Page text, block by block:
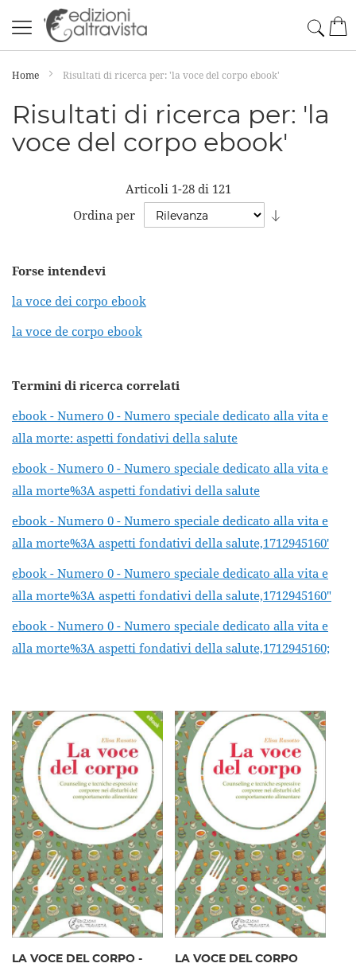
al
contenuto
Home Risultati di ricerca per: 'la voce del corpo ebook'
Risultati di ricerca per: 'la
voce del corpo ebook'
Articoli 1-28di 121
Ordina per
Forse intendevi
la voce dei corpo ebook
la voce de corpo ebook
Termini di ricerca correlati
ebook - Numero 0 - Numero speciale dedicato alla vita e
alla morte: aspetti fondativi della salute
ebook - Numero 0 - Numero speciale dedicato alla vita e
alla morte%3A aspetti fondativi della salute
ebook - Numero 0 - Numero speciale dedicato alla vita e
alla morte%3A aspetti fondativi della salute,1712945160'
ebook - Numero 0 - Numero speciale dedicato alla vita e
alla morte%3A aspetti fondativi della salute,1712945160"
ebook - Numero 0 - Numero speciale dedicato alla vita e
alla morte%3A aspetti fondativi della salute,1712945160;
LA VOCE DEL CORPO -
LA VOCE DEL CORPO